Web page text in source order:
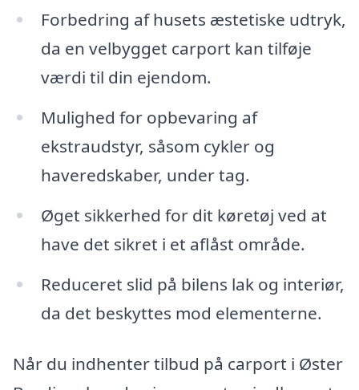
Forbedring af husets æstetiske udtryk,
da en velbygget carport kan tilføje
værdi til din ejendom.
Mulighed for opbevaring af
ekstraudstyr, såsom cykler og
haveredskaber, under tag.
Øget sikkerhed for dit køretøj ved at
have det sikret i et aflåst område.
Reduceret slid på bilens lak og interiør,
da det beskyttes mod elementerne.
Når du indhenter tilbud på carport i Øster